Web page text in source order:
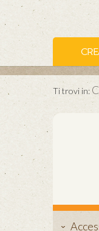
Ti trovi in: